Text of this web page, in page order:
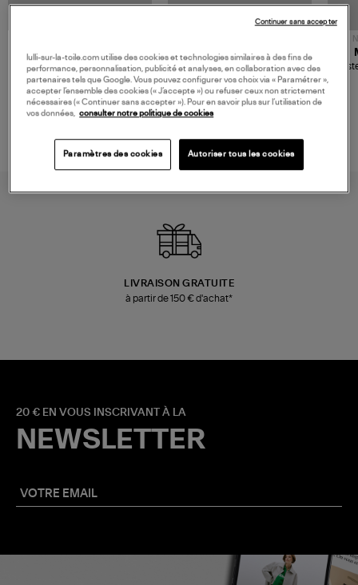
480,00 €
JEROME DREYFUSS
Sac Bobi S Cuir Lamé
Champagne
189,00 €
TORAL
Mocassins Killian Sport
Mousse
LIVRAISON GRATUITE
à partir de 150 € d'achat*
20 € EN VOUS INSCRIVANT À LA
NEWSLETTER
lulli-sur-la-toile.com utilise des cookies et technologies similaires à des fins de
performance, personnalisation, publicité et analyses, en collaboration avec des
partenaires tels que Google. Vous pouvez configurer vos choix via « Paramétrer »,
accepter l’ensemble des cookies (« J’accepte ») ou refuser ceux non strictement
nécessaires (« Continuer sans accepter »). Pour en savoir plus sur l’utilisation de
vos données, consulter notre politique de cookies
Paramètres des cookies Autoriser tous les cookies
Continuer sans accepter